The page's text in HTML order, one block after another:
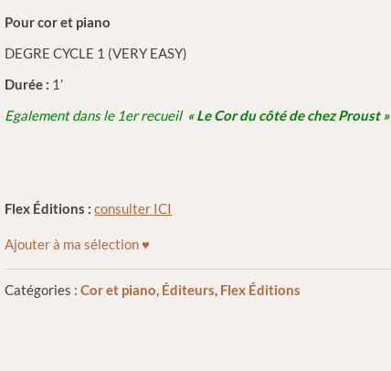
Pour cor et piano
DEGRE CYCLE 1 (VERY EASY)
Durée : 1’
Egalement dans le 1er recueil « Le Cor du côté de chez Proust »
Flex Éditions : consulter ICI
Ajouter à ma sélection ♥
Catégories :Cor et piano, Éditeurs, Flex Éditions